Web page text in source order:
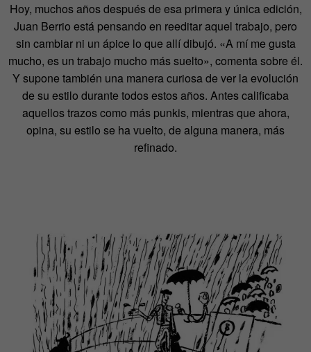
Hoy, muchos años después de esa primera y única edición,
Juan Berrio está pensando en reeditar aquel trabajo, pero
sin cambiar ni un ápice lo que allí dibujó. «A mí me gusta
mucho, es un trabajo mucho más suelto», comenta sobre él.
Y supone también una manera curiosa de ver la evolución
de su estilo durante todos estos años. Antes calificaba
aquellos trazos como más punkis, mientras que ahora,
opina, su estilo se ha vuelto, de alguna manera, más
refinado.